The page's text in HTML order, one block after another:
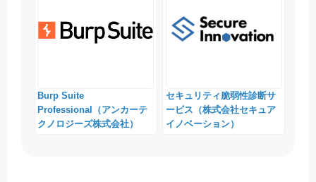
Burp Suite
Professional（アンカーテ
クノロジーズ株式会社）
セキュリティ脆弱性診断サ
ービス（株式会社セキュア
イノベーション）